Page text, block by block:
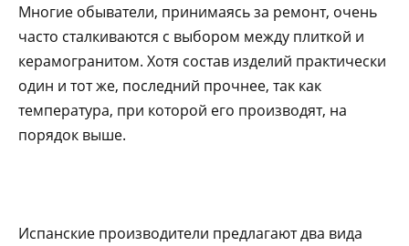
Многие обыватели, принимаясь за ремонт, очень
часто сталкиваются с выбором между плиткой и
керамогранитом. Хотя состав изделий практически
один и тот же, последний прочнее, так как
температура, при которой его производят, на
порядок выше.
Испанские производители предлагают два вида